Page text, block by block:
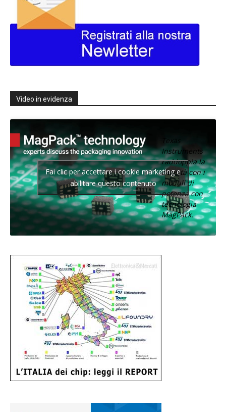
Video in evidenza
Texas
Instruments
raddoppia la
densità con i
moduli di
potenza con
tecnologia
MagPack.
Fai clic per accettare i cookie marketing e
abilitare questo contenuto